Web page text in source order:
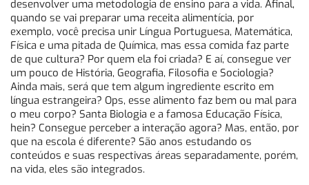
desenvolver uma metodologia de ensino para a vida. Afinal,
quando se vai preparar uma receita alimentícia, por
exemplo, você precisa unir Língua Portuguesa, Matemática,
Física e uma pitada de Química, mas essa comida faz parte
de que cultura? Por quem ela foi criada? E aí, consegue ver
um pouco de História, Geografia, Filosofia e Sociologia?
Ainda mais, será que tem algum ingrediente escrito em
língua estrangeira? Ops, esse alimento faz bem ou mal para
o meu corpo? Santa Biologia e a famosa Educação Física,
hein? Consegue perceber a interação agora? Mas, então, por
que na escola é diferente? São anos estudando os
conteúdos e suas respectivas áreas separadamente, porém,
na vida, eles são integrados.